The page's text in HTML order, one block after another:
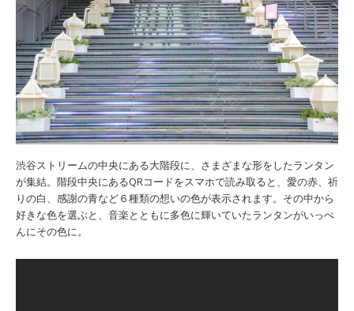
渋谷ストリームの中央にある大階段に、さまざまな形をしたランタン
が集結。階段中央にあるQRコードをスマホで読み取ると、愛の赤、祈
りの白、感謝の青など６種類の想いの色が表示されます。その中から
好きな色を選ぶと、音楽とともに多色に輝いていたランタンがいっぺ
んにその色に。